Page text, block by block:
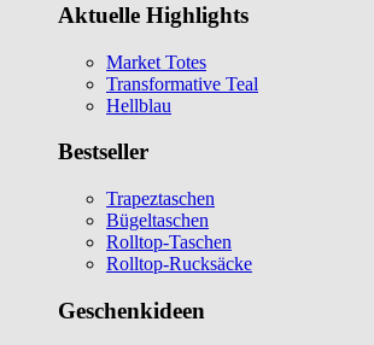
Aktuelle Highlights
Market Totes
Transformative Teal
Hellblau
Bestseller
Trapeztaschen
Bügeltaschen
Rolltop-Taschen
Rolltop-Rucksäcke
Geschenkideen